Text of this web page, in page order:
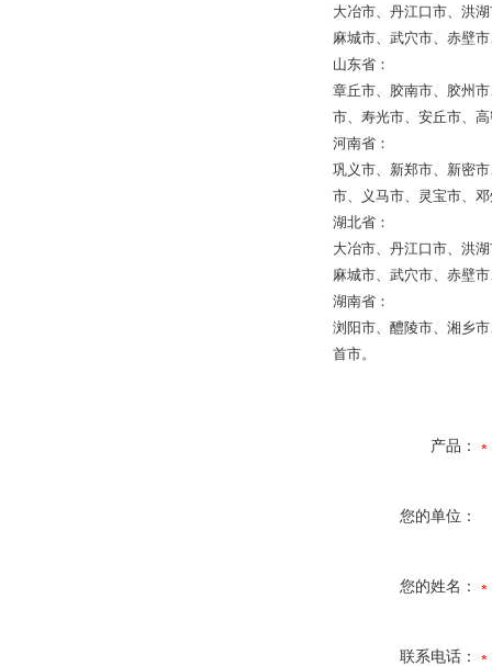
大冶市、丹江口市、洪
麻城市、武穴市、赤壁
山东省：
章丘市、胶南市、胶州
市、寿光市、安丘市、
河南省：
巩义市、新郑市、新密
市、义马市、灵宝市、
湖北省：
大冶市、丹江口市、洪
麻城市、武穴市、赤壁
湖南省：
浏阳市、醴陵市、湘乡
首市。
产品：
您的单位：
您的姓名：
联系电话：